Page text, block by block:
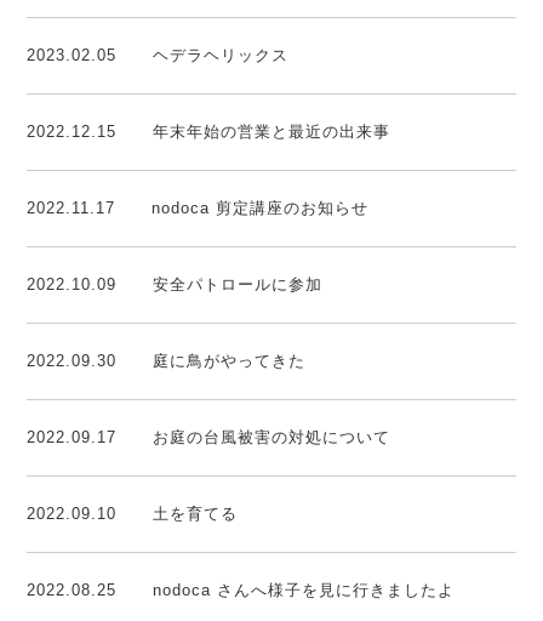
2023.02.05 ヘデラヘリックス
2022.12.15 年末年始の営業と最近の出来事
2022.11.17 nodoca 剪定講座のお知らせ
2022.10.09 安全パトロールに参加
2022.09.30 庭に鳥がやってきた
2022.09.17 お庭の台風被害の対処について
2022.09.10 土を育てる
2022.08.25 nodoca さんへ様子を見に行きましたよ